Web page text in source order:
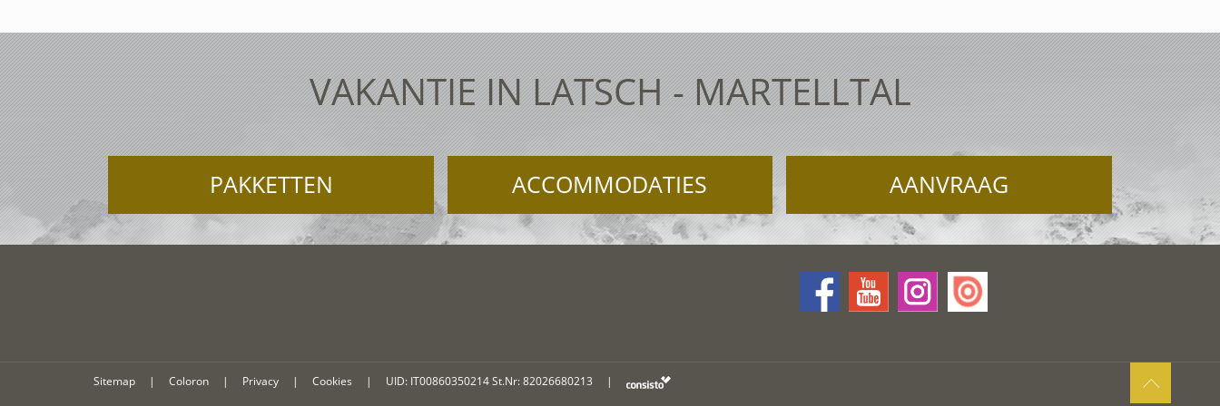
VAKANTIE IN LATSCH - MARTELLTAL
PAKKETTEN ACCOMMODATIES AANVRAAG
Sitemap | Coloron | Privacy | Cookies | UID: IT00860350214 St.Nr: 82026680213 |